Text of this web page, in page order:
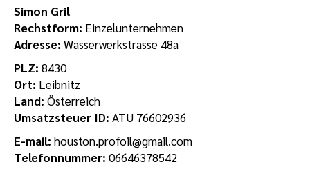
Simon Gril
Rechstform: Einzelunternehmen
Adresse: Wasserwerkstrasse 48a
PLZ: 8430
Ort: Leibnitz
Land: Österreich
Umsatzsteuer ID: ATU 76602936
E-mail: houston.profoil@gmail.com
Telefonnummer: 06646378542